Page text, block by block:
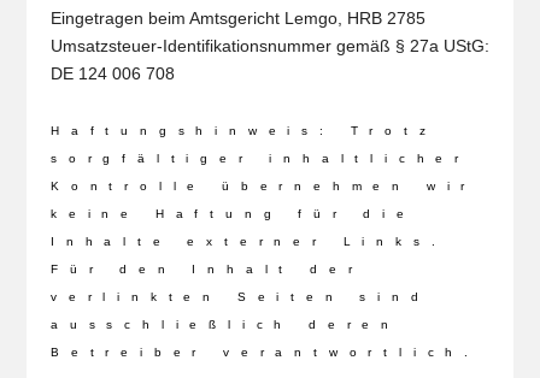
Eingetragen beim Amtsgericht Lemgo, HRB 2785
Umsatzsteuer-Identifikationsnummer gemäß § 27a UStG:
DE 124 006 708
Haftungshinweis: Trotz
sorgfältiger inhaltlicher
Kontrolle übernehmen wir
keine Haftung für die
Inhalte externer Links.
Für den Inhalt der
verlinkten Seiten sind
ausschließlich deren
Betreiber verantwortlich.